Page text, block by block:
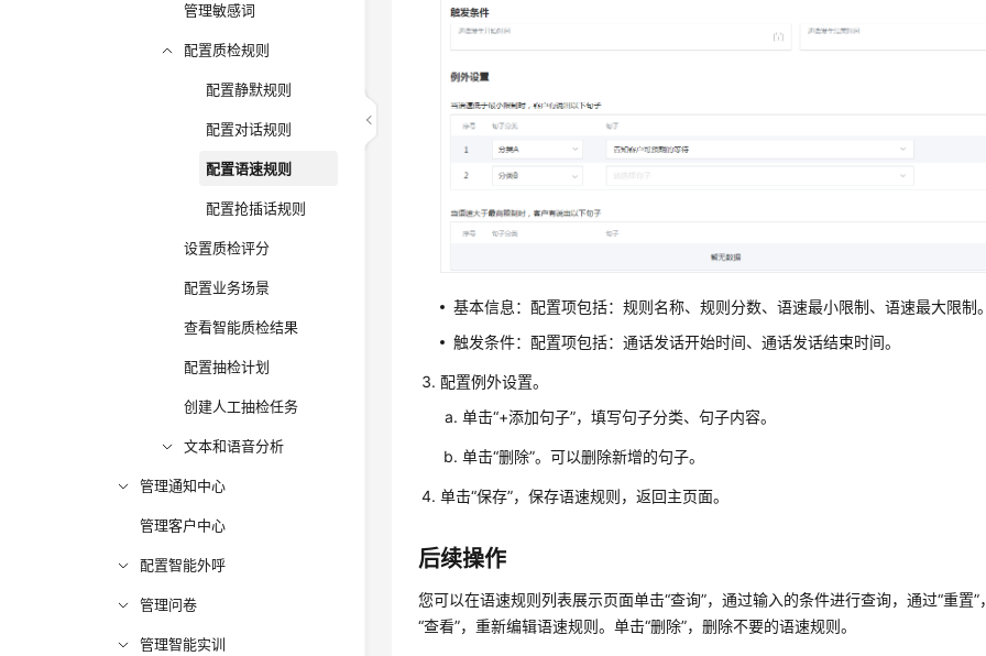
管理敏感词
配置质检规则
配置静默规则
配置对话规则
配置语速规则
配置抢插话规则
设置质检评分
配置业务场景
查看智能质检结果
配置抽检计划
创建人工抽检任务
文本和语音分析
管理通知中心
管理客户中心
配置智能外呼
管理问卷
管理智能实训
基本信息：配置项包括：规则名称、规则分数、语速最小限制、语速最大限制
触发条件：配置项包括：通话发话开始时间、通话发话结束时间。
配置例外设置。
单击“+添加句子”，填写句子分类、句子内容。
单击“删除”。可以删除新增的句子。
单击“保存”，保存语速规则，返回主页面。
后续操作
您可以在语速规则列表展示页面单击“查询”，通过输入的条件进行查询，通过“重置”
“查看”，重新编辑语速规则。单击“删除”，删除不要的语速规则。